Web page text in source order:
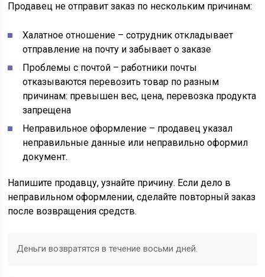
Продавец не отправит заказ по нескольким причинам:
Халатное отношение – сотрудник откладывает
отправление на почту и забывает о заказе
Проблемы с почтой – работники почты
отказываются перевозить товар по разным
причинам: превышен вес, цена, перевозка продукта
запрещена
Неправильное оформление – продавец указал
неправильные данные или неправильно оформил
документ.
Напишите продавцу, узнайте причину. Если дело в
неправильном оформлении, сделайте повторный заказ
после возвращения средств.
Деньги возвратятся в течение восьми дней.